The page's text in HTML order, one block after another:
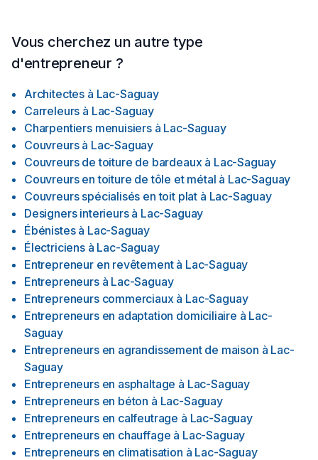
Vous cherchez un autre type
d'entrepreneur ?
Architectes à Lac-Saguay
Carreleurs à Lac-Saguay
Charpentiers menuisiers à Lac-Saguay
Couvreurs à Lac-Saguay
Couvreurs de toiture de bardeaux à Lac-Saguay
Couvreurs en toiture de tôle et métal à Lac-Saguay
Couvreurs spécialisés en toit plat à Lac-Saguay
Designers interieurs à Lac-Saguay
Ébénistes à Lac-Saguay
Électriciens à Lac-Saguay
Entrepreneur en revêtement à Lac-Saguay
Entrepreneurs à Lac-Saguay
Entrepreneurs commerciaux à Lac-Saguay
Entrepreneurs en adaptation domiciliaire à Lac-
Saguay
Entrepreneurs en agrandissement de maison à Lac-
Saguay
Entrepreneurs en asphaltage à Lac-Saguay
Entrepreneurs en béton à Lac-Saguay
Entrepreneurs en calfeutrage à Lac-Saguay
Entrepreneurs en chauffage à Lac-Saguay
Entrepreneurs en climatisation à Lac-Saguay